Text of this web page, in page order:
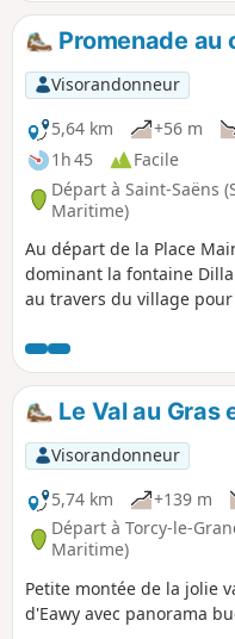
Promenade
Visorandonneur
5,64 km
+56 m
1h 45
Facile
Départ à Saint-Saëns
Maritime)
Au départ de la Place
dominant la fontaine
au travers du village
forêt. Idéal pour
nombreux ponts.
Le Val au Gras
Visorandonneur
5,74 km
+139 m
Départ à Torcy-le-
Maritime)
Petite montée de la jolie
d'Eawy avec panorama